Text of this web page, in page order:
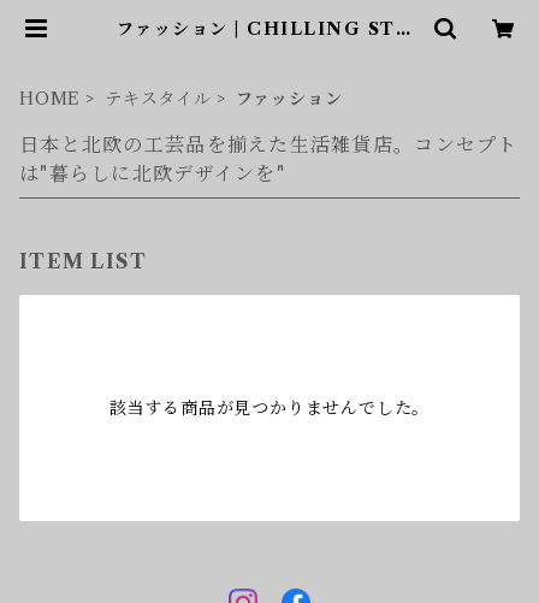
ファッション | CHILLING STYL
HOME
テキスタイル ファッション
日本と北欧の工芸品を揃えた生活雑貨店。コンセプト
は"暮らしに北欧デザインを"
ITEM LIST
該当する商品が見つかりませんでした。